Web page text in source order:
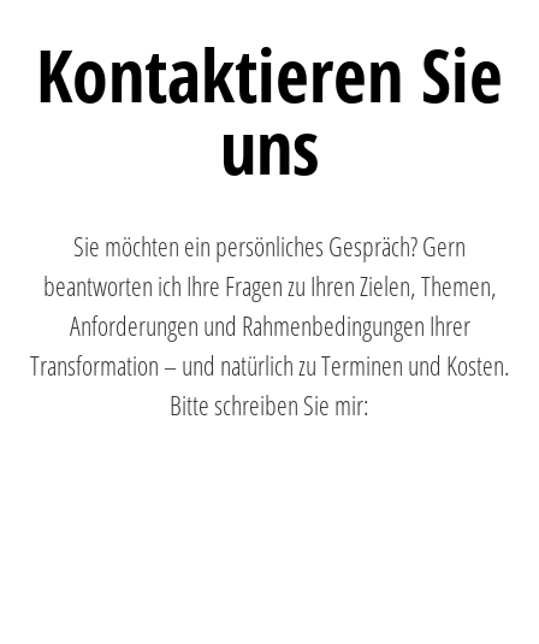
Kontaktieren Sie
uns
Sie möchten ein persönliches Gespräch? Gern
beantworten ich Ihre Fragen zu Ihren Zielen, Themen,
Anforderungen und Rahmenbedingungen Ihrer
Transformation – und natürlich zu Terminen und Kosten.
Bitte schreiben Sie mir: